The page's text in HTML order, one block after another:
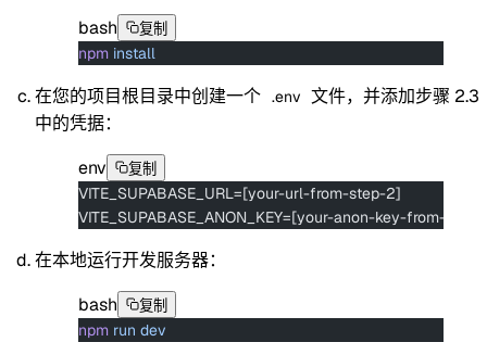
bash
复制
npm install
在您的项目根目录中创建一个 .env 文件，并添加步骤 2.3
中的凭据：
env
复制
VITE_SUPABASE_URL=[your-url-from-step-2]
VITE_SUPABASE_ANON_KEY=[your-anon-key-from-
在本地运行开发服务器：
bash
复制
npm run dev